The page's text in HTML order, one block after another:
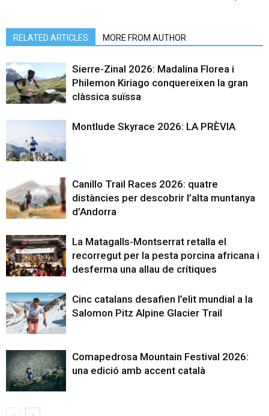
RELATED ARTICLES MORE FROM AUTHOR
Sierre-Zinal 2026: Madalina Florea i
Philemon Kiriago conquereixen la gran
clàssica suïssa
Montlude Skyrace 2026: LA PRÈVIA
Canillo Trail Races 2026: quatre
distàncies per descobrir l’alta muntanya
d’Andorra
La Matagalls-Montserrat retalla el
recorregut per la pesta porcina africana i
desferma una allau de crítiques
Cinc catalans desafien l’elit mundial a la
Salomon Pitz Alpine Glacier Trail
Comapedrosa Mountain Festival 2026:
una edició amb accent català